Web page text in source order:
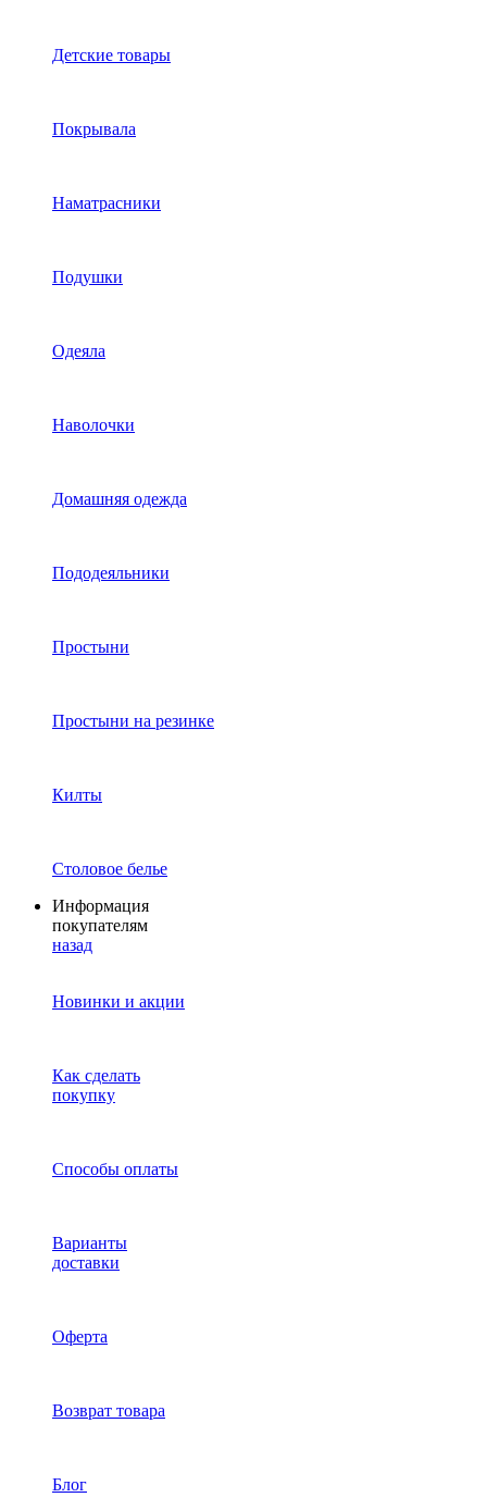
Детские товары
Покрывала
Наматрасники
Подушки
Одеяла
Наволочки
Домашняя одежда
Пододеяльники
Простыни
Простыни на резинке
Килты
Столовое белье
Информация
покупателям
назад
Новинки и акции
Как сделать
покупку
Способы оплаты
Варианты
доставки
Оферта
Возврат товара
Блог